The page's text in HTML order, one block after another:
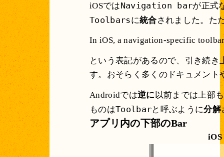
iOSではNavigation barが正式
Toolbarsに統合されました。た
In iOS, a navigation-specific
という表記があるので、引き続き
す。おそらく多くのドキュメン
Androidでは逆に以前までは上部
ものはToolbarと呼ぶように分解
アプリ内の下部のBar
iOS